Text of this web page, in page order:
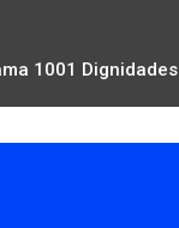
1001 Dignidades